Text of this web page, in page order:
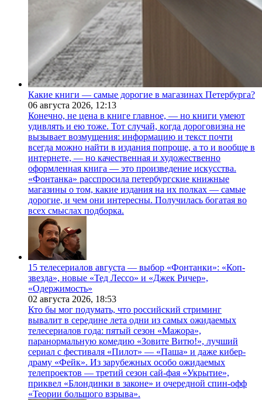
Какие книги — самые дорогие в магазинах Петербурга?
06 августа 2026, 12:13
Конечно, не цена в книге главное, — но книги умеют
удивлять и ею тоже. Тот случай, когда дороговизна не
вызывает возмущения: информацию и текст почти
всегда можно найти в издания попроще, а то и вообще в
интернете, — но качественная и художественно
оформленная книга — это произведение искусства.
«Фонтанка» расспросила петербургские книжные
магазины о том, какие издания на их полках — самые
дорогие, и чем они интересны. Получилась богатая во
всех смыслах подборка.
15 телесериалов августа — выбор «Фонтанки»: «Коп-
звезда», новые «Тед Лессо» и «Джек Ричер»,
«Одержимость»
02 августа 2026, 18:53
Кто бы мог подумать, что российский стриминг
вывалит в середине лета одни из самых ожидаемых
телесериалов года: пятый сезон «Мажора»,
паранормальную комедию «Зовите Витю!», лучший
сериал с фестиваля «Пилот» — «Паша» и даже кибер-
драму «Фейк». Из зарубежных особо ожидаемых
телепроектов — третий сезон сай-фая «Укрытие»,
приквел «Блондинки в законе» и очередной спин-офф
«Теории большого взрыва».